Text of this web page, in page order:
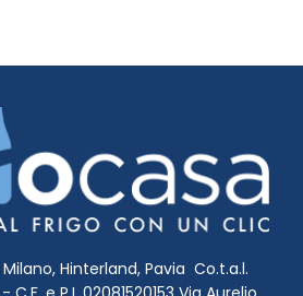
Hinterland, Pavia Co.t.a.l.